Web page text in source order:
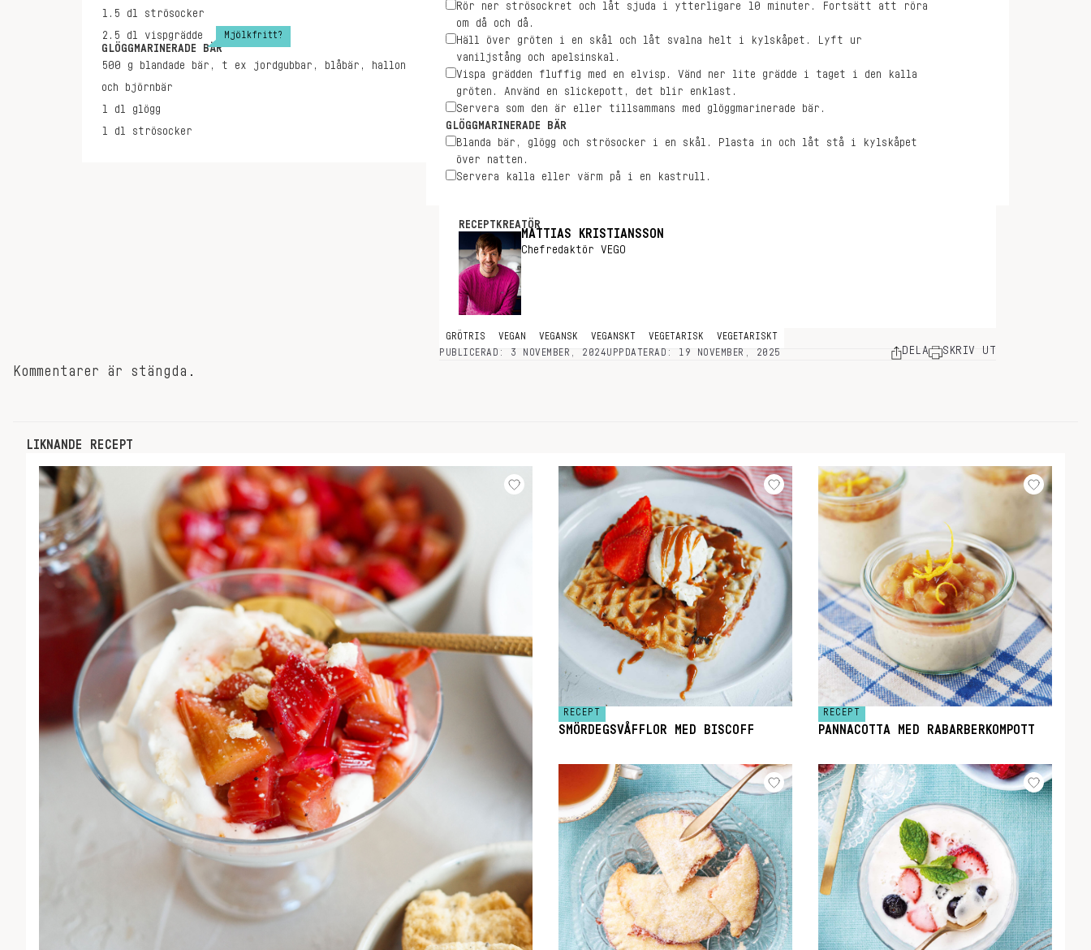
1.5 dl
strösocker
2.5 dl vispgrädde Mjölkfritt?
GLÖGGMARINERADE BÄR
500 g
blandade bär, t ex jordgubbar, blåbär, hallon
och björnbär
1 dl
glögg
1 dl strösocker
Rör ner strösockret och låt sjuda i ytterligare 10 minuter. Fortsätt att röra
om då och då.
Häll över gröten i en skål och låt svalna helt i kylskåpet. Lyft ur
vaniljstång och apelsinskal.
Vispa grädden fluffig med en elvisp. Vänd ner lite grädde i taget i den kalla
gröten. Använd en slickepott, det blir enklast.
Servera som den är eller tillsammans med glöggmarinerade bär.
GLÖGGMARINERADE BÄR
Blanda bär, glögg och strösocker i en skål. Plasta in och låt stå i kylskåpet
över natten.
Servera kalla eller värm på i en kastrull.
RECEPTKREATÖR
MATTIAS KRISTIANSSON
Chefredaktör VEGO
GRÖTRIS VEGAN VEGANSK VEGANSKT VEGETARISK
VEGETARISKT
PUBLICERAD: 3 NOVEMBER, 2024UPPDATERAD: 19 NOVEMBER, 2025 DELA SKRIV UT
Kommentarer är stängda.
LIKNANDE RECEPT
RECEPT
SMÖRDEGSVÅFFLOR MED BISCOFF
RECEPT
PANNACOTTA MED RABARBERKOMPOTT